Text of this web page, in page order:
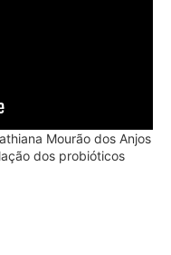
Mourão dos Anjos
dos probióticos